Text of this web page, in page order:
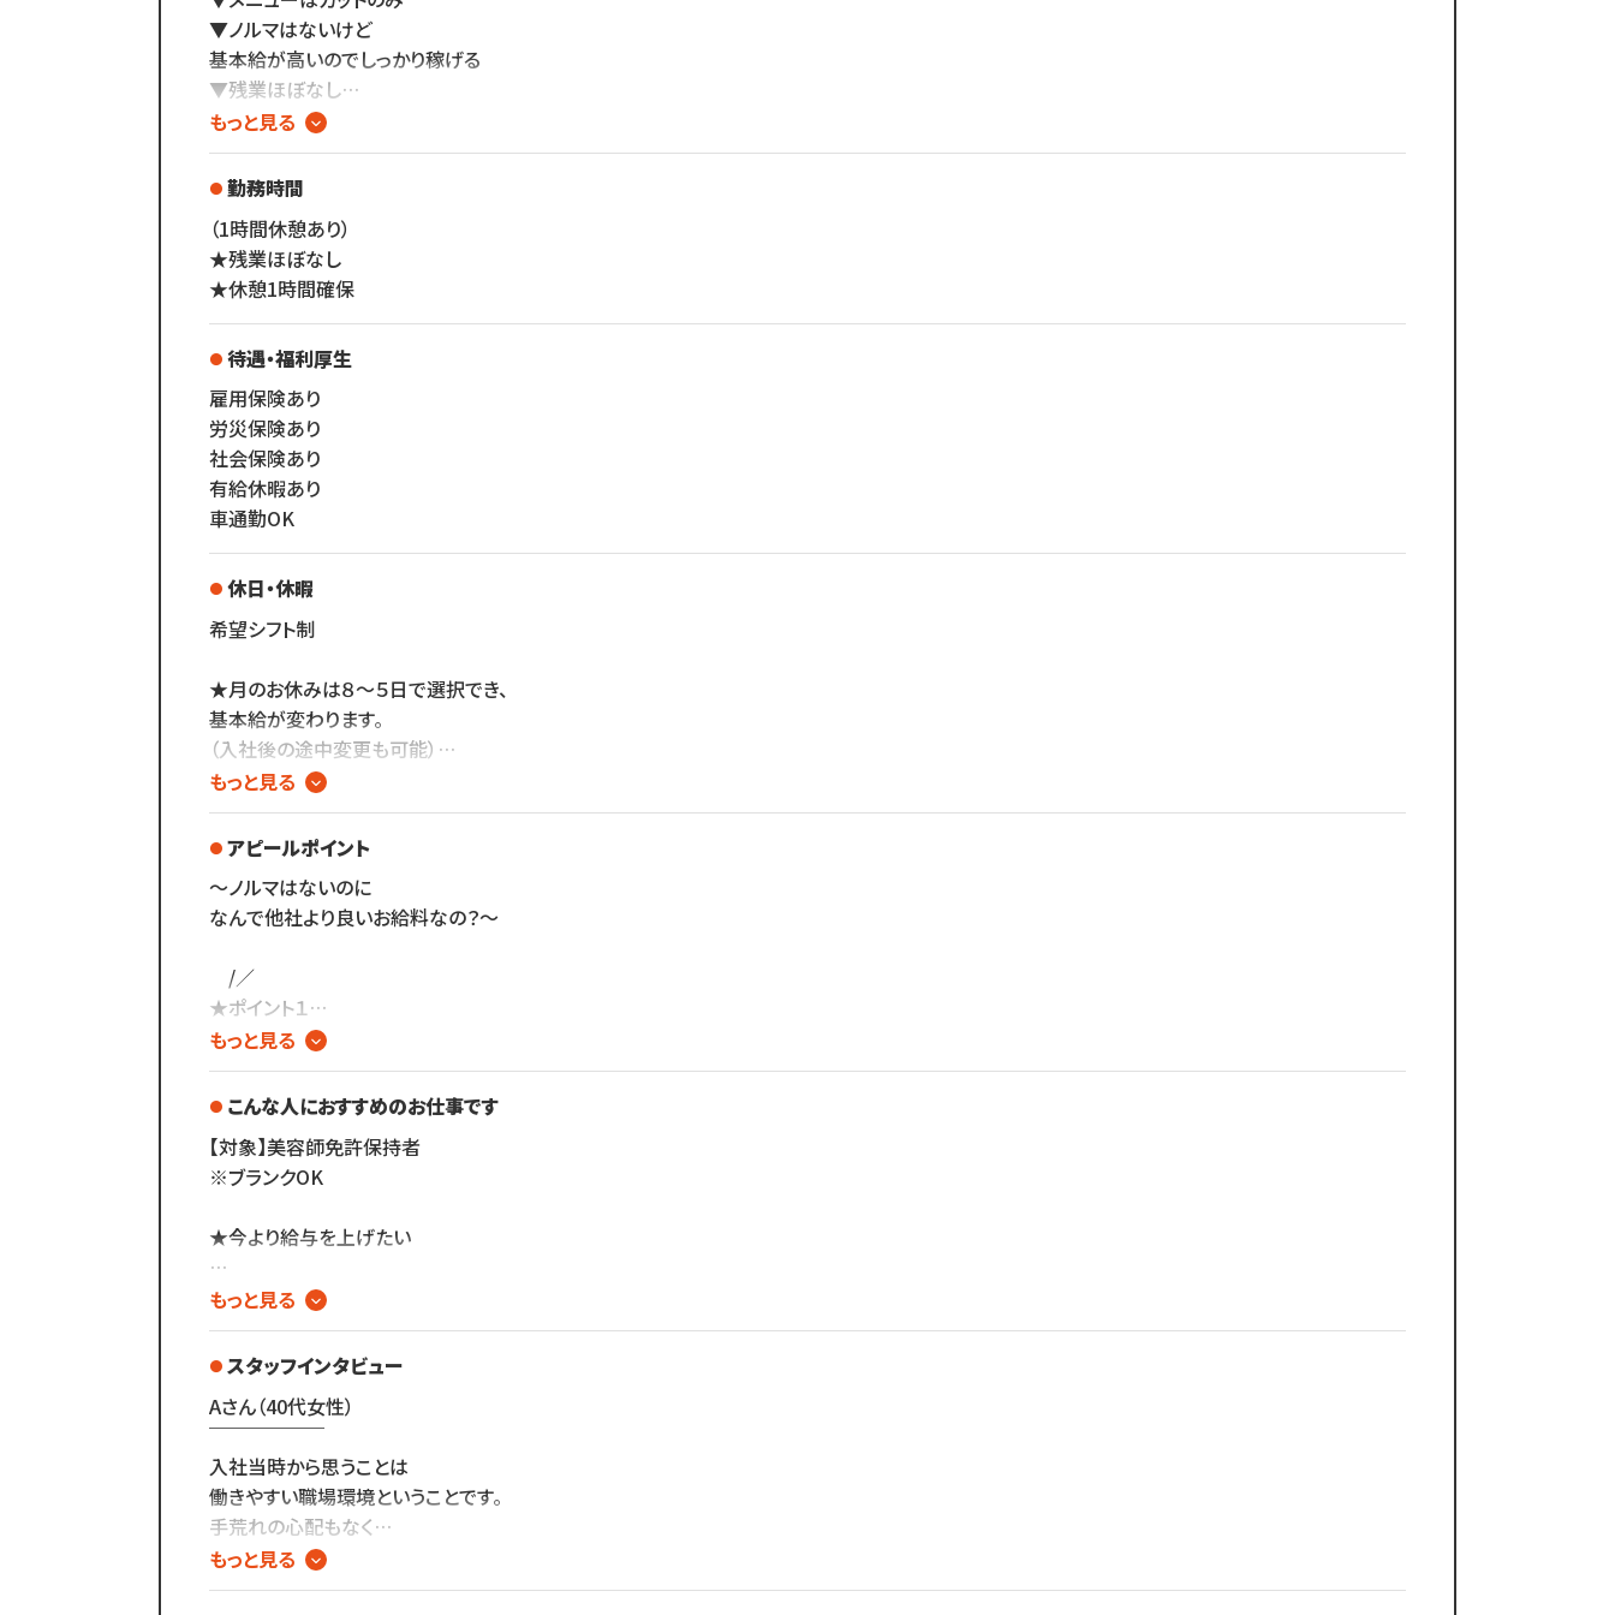
▼ノルマはないけど
基本給が高いのでしっかり稼げる
▼残業ほぼなし
▼全国200店舗展開
▼地域に愛される安心経営
∴‥∵‥∴‥∵‥∴‥
長時間労働＋低賃金で転職したい...」
「物価ばかり上がって
給与は上がらず生活に余裕がない」
「手荒れやノルマがキツイ」
そんな働き方はもう古い。
全国200店舗以上展開する
カット専門店の「カットコムズ」。
「今より稼げるけど、ホワイトな労働環境」
／
30代～50代の方に
多く選ばれています！
＼
ブランクがあっても大丈夫！
数多くのスタッフ教育をしてきた
各店舗にベテランスタッフが
在籍しているので
すぐに聞くことができる環境です◎
メニューはカットのみなので
難しい業務内容はありません！
また、担当・予約制ではなく
お客様とは最低限しか
会話をしないスタイルなので
という方にもピッタリ◎
もっと見る
勤務時間
（1時間休憩あり）
★残業ほぼなし
★休憩1時間確保
待遇・福利厚生
雇用保険あり
労災保険あり
社会保険あり
有給休暇あり
車通勤OK
休日・休暇
希望シフト制
★月のお休みは８～５日で選択でき、
基本給が変わります。
（入社後の途中変更も可能）
★60歳を超えてもしっかり仕事をしていただければ
減額なく働いていただけます。
介護休暇
育児休暇
もっと見る
アピールポイント
～ノルマはないのに
なんで他社より良いお給料なの？～
/／
★ポイント１
独自のブランディングによる
バツグンの集客力
￣￣￣￣￣￣￣￣￣￣
大型商業施設などにも
出店しているため
集客に困ることがないから
スタッフに多く還元することが可能。
今年も全国に多くの
新店をオープン予定の
勢いのある安定企業です◎
/／
★ポイント２
スタッフの皆さんに
長く働いてほしいからこその
高い給与設定
￣￣￣￣￣￣￣￣￣￣￣
もっと見る
こんな人におすすめのお仕事です
【対象】美容師免許保持者
※ブランクOK
★今より給与を上げたい
★個人売上によって給与が変わるのではなく
安定した固定給で働きたい
お客様と深く関わりたくない
★資格を活かして効率よく働きたい
★家の近所で働きたい
もっと見る
スタッフインタビュー
Aさん（40代女性）
￣￣￣￣￣￣
入社当時から思うことは
働きやすい職場環境ということです。
手荒れの心配もなく
集中してカットできる事と、
自分の希望で休みや
もっと見る